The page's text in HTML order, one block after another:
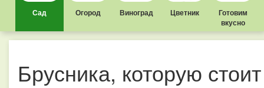
Сад Огород Виноград Цветник
Готовим
вкусно
Брусника, которую